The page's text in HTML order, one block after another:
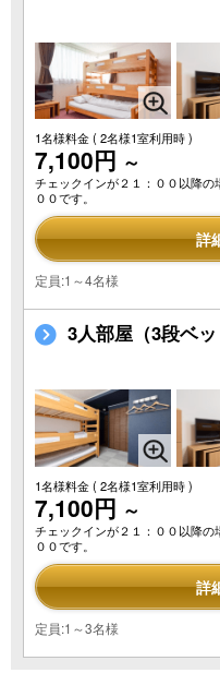
1名様料金( 2名様1室利用時 )
7,100円 ～
チェックインが２１：００以降の
００です。
詳
定員:1～4名様
3人部屋（3段ベッ
1名様料金( 2名様1室利用時 )
7,100円 ～
チェックインが２１：００以降の
００です。
詳
定員:1～3名様